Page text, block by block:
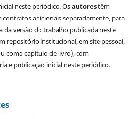
neste periódico. Osautorestêm
contratos adicionais separadamente, para
da versão do trabalho publicada neste
repositório institucional, em site pessoal,
como capítulo de livro), com
e publicação inicial neste periódico.